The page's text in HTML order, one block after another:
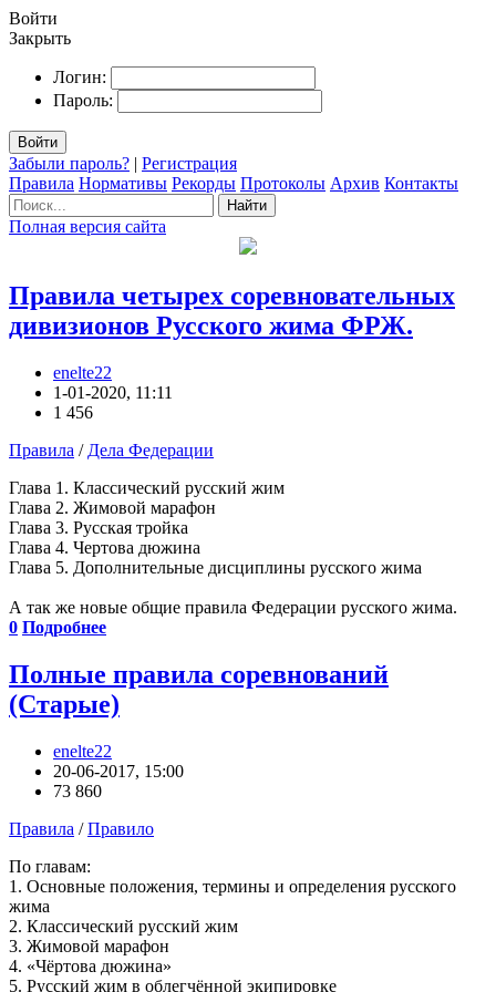
Войти
Закрыть
Логин:
Пароль:
Войти
Забыли пароль? | Регистрация
Правила Нормативы Рекорды Протоколы Архив Контакты
Найти
Полная версия сайта
Правила четырех соревновательных
дивизионов Русского жима ФРЖ.
enelte22
1-01-2020, 11:11
1 456
Правила / Дела Федерации
Глава 1. Классический русский жим
Глава 2. Жимовой марафон
Глава 3. Русская тройка
Глава 4. Чертова дюжина
Глава 5. Дополнительные дисциплины русского жима
А так же новые общие правила Федерации русского жима.
0 Подробнее
Полные правила соревнований
(Старые)
enelte22
20-06-2017, 15:00
73 860
Правила /Правило
По главам:
1. Основные положения, термины и определения русского
жима
2. Классический русский жим
3. Жимовой марафон
4. «Чёртова дюжина»
5. Русский жим в облегчённой экипировке